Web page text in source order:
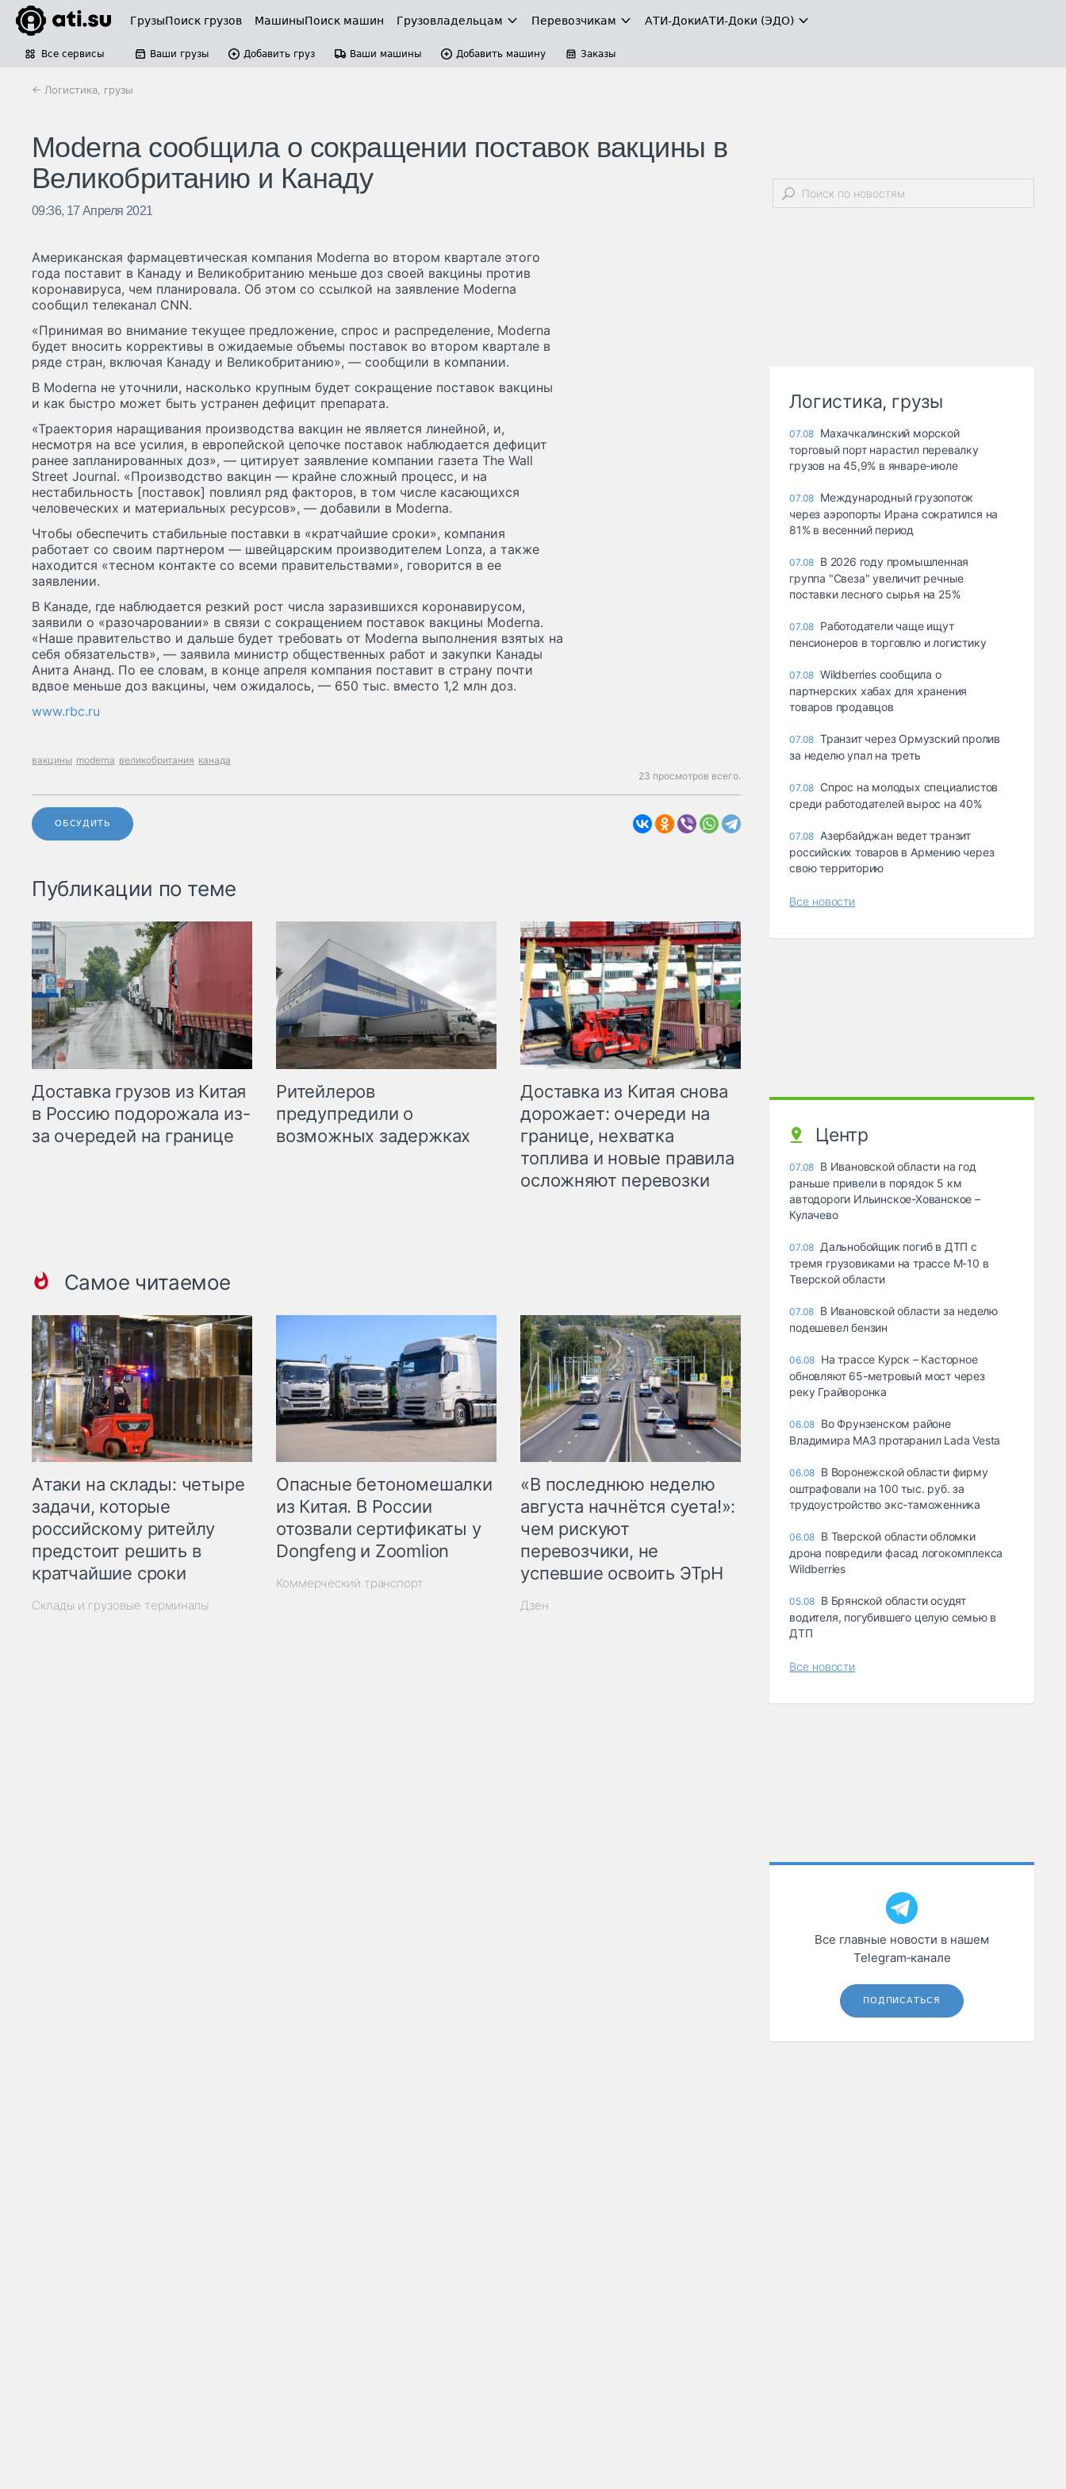
ГрузыПоиск грузов МашиныПоиск машин Грузовладельцам Перевозчикам АТИ-ДокиАТИ-Доки (ЭДО)
Все сервисы Ваши грузы Добавить груз Ваши машины Добавить машину Заказы
← Логистика, грузы
Moderna сообщила о сокращении поставок вакцины в
Великобританию и Канаду
09:36, 17 Апреля 2021
Американская фармацевтическая компания Moderna во втором квартале этого
года поставит в Канаду и Великобританию меньше доз своей вакцины против
коронавируса, чем планировала. Об этом со ссылкой на заявление Moderna
сообщил телеканал CNN.
«Принимая во внимание текущее предложение, спрос и распределение, Moderna
будет вносить коррективы в ожидаемые объемы поставок во втором квартале в
ряде стран, включая Канаду и Великобританию», — сообщили в компании.
В Moderna не уточнили, насколько крупным будет сокращение поставок вакцины
и как быстро может быть устранен дефицит препарата.
«Траектория наращивания производства вакцин не является линейной, и,
несмотря на все усилия, в европейской цепочке поставок наблюдается дефицит
ранее запланированных доз», — цитирует заявление компании газета The Wall
Street Journal. «Производство вакцин — крайне сложный процесс, и на
нестабильность [поставок] повлиял ряд факторов, в том числе касающихся
человеческих и материальных ресурсов», — добавили в Moderna.
Чтобы обеспечить стабильные поставки в «кратчайшие сроки», компания
работает со своим партнером — швейцарским производителем Lonza, а также
находится «тесном контакте со всеми правительствами», говорится в ее
заявлении.
В Канаде, где наблюдается резкий рост числа заразившихся коронавирусом,
заявили о «разочаровании» в связи с сокращением поставок вакцины Moderna.
«Наше правительство и дальше будет требовать от Moderna выполнения взятых на
себя обязательств», — заявила министр общественных работ и закупки Канады
Анита Ананд. По ее словам, в конце апреля компания поставит в страну почти
вдвое меньше доз вакцины, чем ожидалось, — 650 тыс. вместо 1,2 млн доз.
www.rbc.ru
вакцины moderna великобритания канада
23 просмотров всего.
ОБСУДИТЬ
Публикации по теме
Доставка грузов из Китая
в Россию подорожала из-
за очередей на границе
Ритейлеров
предупредили о
возможных задержках
Доставка из Китая снова
дорожает: очереди на
границе, нехватка
топлива и новые правила
осложняют перевозки
Самое читаемое
Атаки на склады: четыре
задачи, которые
российскому ритейлу
предстоит решить в
кратчайшие сроки
Склады и грузовые терминалы
Опасные бетономешалки
из Китая. В России
отозвали сертификаты у
Dongfeng и Zoomlion
Коммерческий транспорт
«В последнюю неделю
августа начнётся суета!»:
чем рискуют
перевозчики, не
успевшие освоить ЭТрН
Дзен
Логистика, грузы
07.08 Махачкалинский морской
торговый порт нарастил перевалку
грузов на 45,9% в январе-июле
07.08 Международный грузопоток
через аэропорты Ирана сократился на
81% в весенний период
07.08 В 2026 году промышленная
группа "Свеза" увеличит речные
поставки лесного сырья на 25%
07.08 Работодатели чаще ищут
пенсионеров в торговлю и логистику
07.08 Wildberries сообщила о
партнерских хабах для хранения
товаров продавцов
07.08 Транзит через Ормузский пролив
за неделю упал на треть
07.08 Спрос на молодых специалистов
среди работодателей вырос на 40%
07.08 Азербайджан ведет транзит
российских товаров в Армению через
свою территорию
Все новости
Центр
07.08 В Ивановской области на год
раньше привели в порядок 5 км
автодороги Ильинское-Хованское –
Кулачево
07.08 Дальнобойщик погиб в ДТП с
тремя грузовиками на трассе М-10 в
Тверской области
07.08 В Ивановской области за неделю
подешевел бензин
06.08 На трассе Курск – Касторное
обновляют 65-метровый мост через
реку Грайворонка
06.08 Во Фрунзенском районе
Владимира МАЗ протаранил Lada Vesta
06.08 В Воронежской области фирму
оштрафовали на 100 тыс. руб. за
трудоустройство экс-таможенника
06.08 В Тверской области обломки
дрона повредили фасад логокомплекса
Wildberries
05.08 В Брянской области осудят
водителя, погубившего целую семью в
ДТП
Все новости
Все главные новости в нашем
Telegram‑канале
ПОДПИСАТЬСЯ